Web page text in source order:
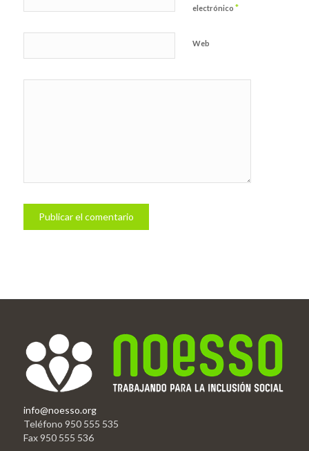
electrónico *
Web
info@noesso.org
Teléfono 950 555 535
Fax 950 555 536